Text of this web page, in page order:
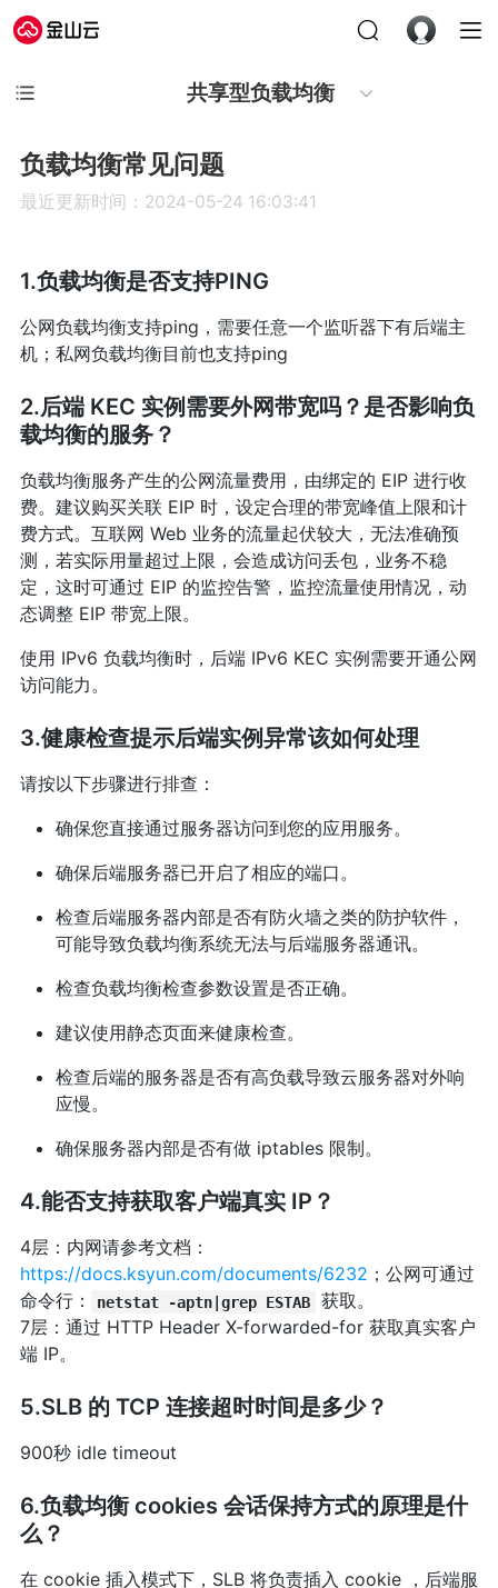
共享型负载均衡
负载均衡常见问题
最近更新时间：2024-05-24 16:03:41
1.负载均衡是否支持PING
公网负载均衡支持ping，需要任意一个监听器下有后端主
机；私网负载均衡目前也支持ping
2.后端 KEC 实例需要外网带宽吗？是否影响负
载均衡的服务？
负载均衡服务产生的公网流量费用，由绑定的 EIP 进行收
费。建议购买关联 EIP 时，设定合理的带宽峰值上限和计
费方式。互联网 Web 业务的流量起伏较大，无法准确预
测，若实际用量超过上限，会造成访问丢包，业务不稳
定，这时可通过 EIP 的监控告警，监控流量使用情况，动
态调整 EIP 带宽上限。
使用 IPv6 负载均衡时，后端 IPv6 KEC 实例需要开通公网
访问能力。
3.健康检查提示后端实例异常该如何处理
请按以下步骤进行排查：
确保您直接通过服务器访问到您的应用服务。
确保后端服务器已开启了相应的端口。
检查后端服务器内部是否有防火墙之类的防护软件，
可能导致负载均衡系统无法与后端服务器通讯。
检查负载均衡检查参数设置是否正确。
建议使用静态页面来健康检查。
检查后端的服务器是否有高负载导致云服务器对外响
应慢。
确保服务器内部是否有做 iptables 限制。
4.能否支持获取客户端真实 IP？
4层：内网请参考文档：
https://docs.ksyun.com/documents/6232 ；公网可通过
命令行：
netstat -aptn|grep ESTAB
获取。
7层：通过 HTTP Header X-forwarded-for 获取真实客户
端 IP。
5.SLB 的 TCP 连接超时时间是多少？
900秒 idle timeout
6.负载均衡 cookies 会话保持方式的原理是什
么？
在 cookie 插入模式下，SLB 将负责插入 cookie ，后端服